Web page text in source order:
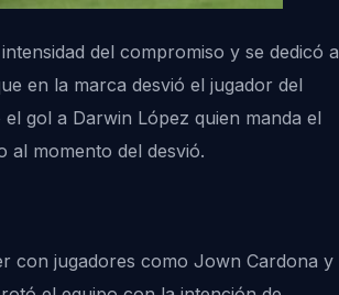
del compromiso y se dedicó a
en la marca desvió el jugador del
gol a Darwin López quien manda el
al momento del desvió.
con jugadores como Jown Cardona y